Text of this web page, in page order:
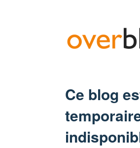
Ce blog